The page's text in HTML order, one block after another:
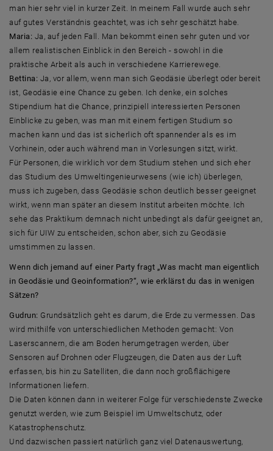
man hier sehr viel in kurzer Zeit. In meinem Fall wurde auch sehr
auf gutes Verständnis geachtet, was ich sehr geschätzt habe.
Maria: Ja, auf jeden Fall. Man bekommt einen sehr guten und vor
allem realistischen Einblick in den Bereich - sowohl in die
praktische Arbeit als auch in verschiedene Karrierewege.
Bettina: Ja, vor allem, wenn man sich Geodäsie überlegt oder bereit
ist, Geodäsie eine Chance zu geben. Ich denke, ein solches
Stipendium hat die Chance, prinzipiell interessierten Personen
Einblicke zu geben, was man mit einem fertigen Studium so
machen kann und das ist sicherlich oft spannender als es im
Vorhinein, oder auch während man in Vorlesungen sitzt, wirkt.
Für Personen, die wirklich vor dem Studium stehen und sich eher
das Studium des Umweltingenieurwesens (wie ich) überlegen,
muss ich zugeben, dass Geodäsie schon deutlich besser geeignet
wirkt, wenn man später an diesem Institut arbeiten möchte. Ich
sehe das Praktikum demnach nicht unbedingt als dafür geeignet an,
sich für UIW zu entscheiden, schon aber, sich zu Geodäsie
umstimmen zu lassen.
Wenn dich jemand auf einer Party fragt „Was macht man eigentlich
in Geodäsie und Geoinformation?“, wie erklärst du das in wenigen
Sätzen?
Gudrun: Grundsätzlich geht es darum, die Erde zu vermessen. Das
wird mithilfe von unterschiedlichen Methoden gemacht: Von
Laserscannern, die am Boden herumgetragen werden, über
Sensoren auf Drohnen oder Flugzeugen, die Daten aus der Luft
erfassen, bis hin zu Satelliten, die dann noch großflächigere
Informationen liefern.
Die Daten können dann in weiterer Folge für verschiedenste Zwecke
genutzt werden, wie zum Beispiel im Umweltschutz, oder
Katastrophenschutz.
Und dazwischen passiert natürlich ganz viel Datenauswertung,